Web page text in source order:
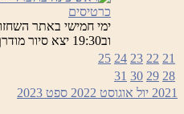
כרטיסים
וב19:30 יצא סיור מודרך באתר השחזור …
21
22
23
24
25
28
29
30
31
2021 יול אוגוסט 2022 ספט 2023